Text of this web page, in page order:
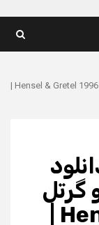
دانلود دوبله فارسی دانلود کارتون جدید هانسل و گرتل Hensel & Gretel 1996 |
گرتل